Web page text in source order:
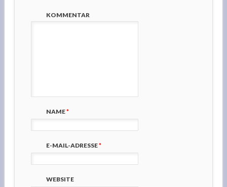
KOMMENTAR
NAME*
E-MAIL-ADRESSE*
WEBSITE